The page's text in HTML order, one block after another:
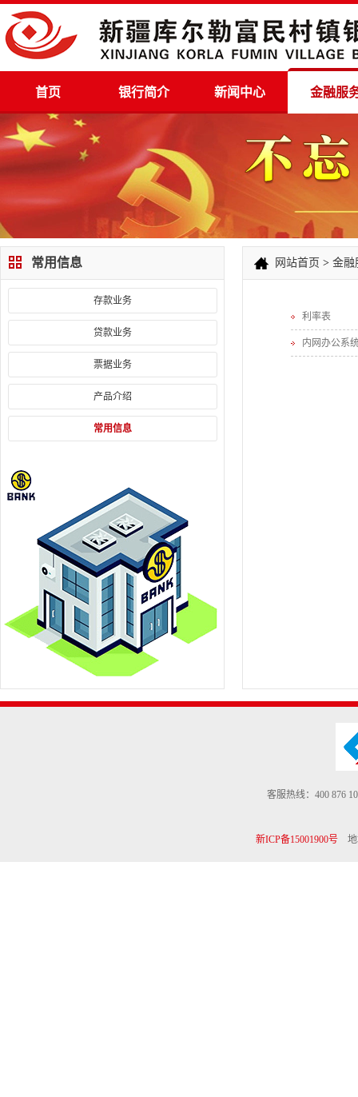
首页 银行简介 新闻中心 金融服
常用信息
存款业务
贷款业务
票据业务
产品介绍
常用信息
网站首页 > 金融
利率表
内网办公系
客服热线：400 876
新ICP备15001900号地